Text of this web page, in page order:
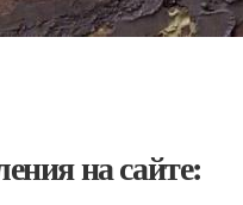
на сайте: